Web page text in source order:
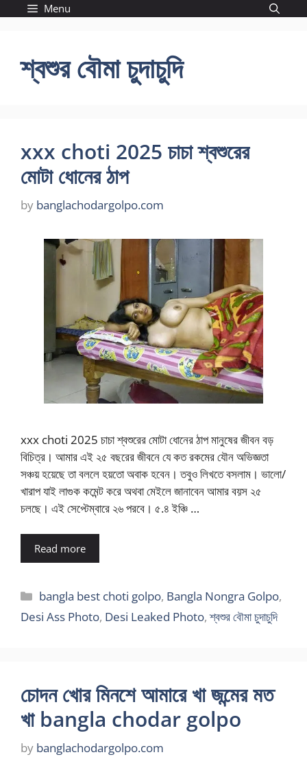
Menu
শ্বশুর বৌমা চুদাচুদি
xxx choti 2025 চাচা শ্বশুরের
মোটা ধোনের ঠাপ
by banglachodargolpo.com
xxx choti 2025 চাচা শ্বশুরের মোটা ধোনের ঠাপ মানুষের জীবন বড়
বিচিত্র। আমার এই ২৫ বছরের জীবনে যে কত রকমের যৌন অভিজ্ঞতা
সঞ্চয় হয়েছে তা বললে হয়তো অবাক হবেন। তবুও লিখতে বসলাম। ভালো/
খারাপ যাই লাগুক কমেন্ট করে অথবা মেইলে জানাবেন আমার বয়স ২৫
চলছে। এই সেপ্টেম্বারে ২৬ পরবে। ৫.৪ ইঞ্চি …
Read more
Categories
bangla best choti golpo, Bangla Nongra Golpo,
Desi Ass Photo, Desi Leaked Photo,শ্বশুর বৌমা চুদাচুদি
চোদন খোর মিনশে আমারে খা জন্মের মত
খা bangla chodar golpo
by banglachodargolpo.com